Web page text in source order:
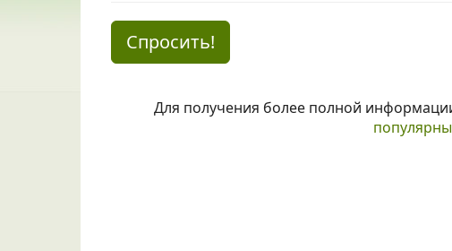
Спросить!
Для получения более полной